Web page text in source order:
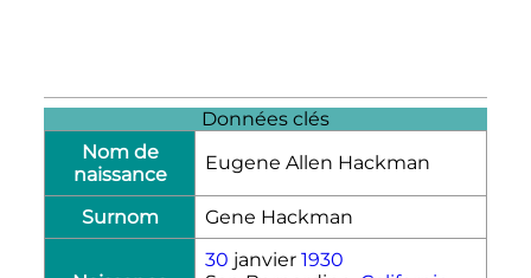
Données clés
Nom de
naissance
Eugene Allen Hackman
Surnom Gene Hackman
30 janvier 1930